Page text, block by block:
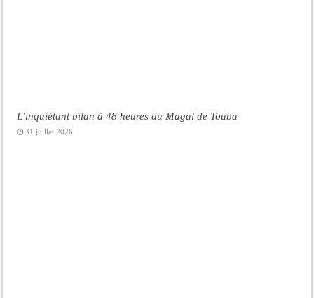
L’inquiétant bilan à 48 heures du Magal de Touba
31 juillet 2026